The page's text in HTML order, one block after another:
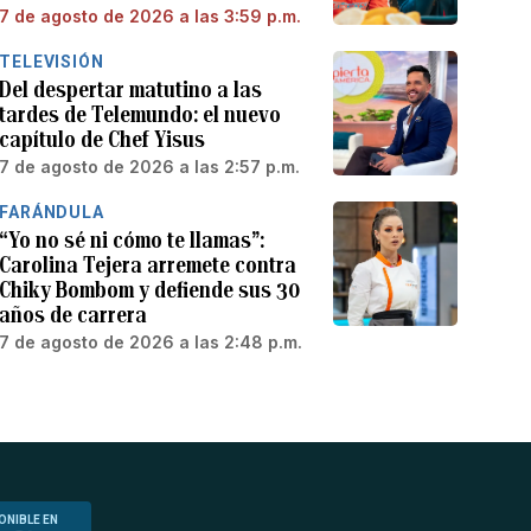
7 de agosto de 2026 a las 3:59 p.m.
TELEVISIÓN
Del despertar matutino a las
tardes de Telemundo: el nuevo
capítulo de Chef Yisus
7 de agosto de 2026 a las 2:57 p.m.
FARÁNDULA
“Yo no sé ni cómo te llamas”:
Carolina Tejera arremete contra
Chiky Bombom y defiende sus 30
años de carrera
7 de agosto de 2026 a las 2:48 p.m.
EN